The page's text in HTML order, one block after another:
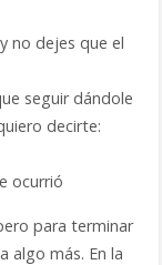
no dejes que el
seguir dándole
decirte:
ocurrió
para terminar
algo más. En la